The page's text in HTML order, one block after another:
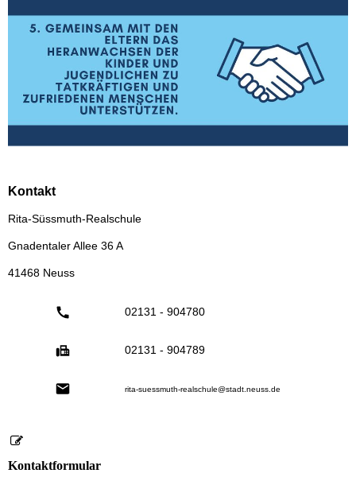
Kontakt
Rita-Süssmuth-Realschule
Gnadentaler Allee 36 A
41468 Neuss
02131 - 904780
02131 - 904789
rita-suessmuth-realschule@stadt.neuss.de
Kontaktformular